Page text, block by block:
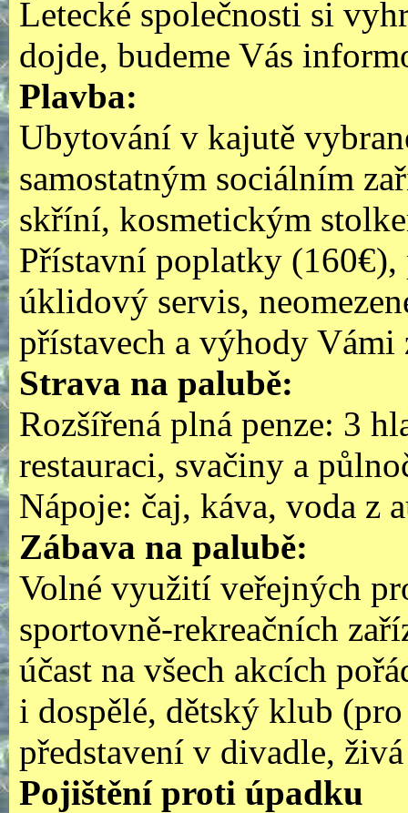
Letecké společnosti si
dojde, budeme Vás
Plavba:
Ubytování v kajutě
samostatným sociálním
skříní, kosmetickým
Přístavní poplatky
úklidový servis,
přístavech a výhody
Strava na palubě:
Rozšířená plná penze: 3
restauraci, svačiny a
Nápoje: čaj, káva, voda z
Zábava na palubě:
Volné využití veřejných
sportovně-rekreačních
účast na všech akcích
i dospělé, dětský klub
představení v divadle,
Pojištění proti úpadku